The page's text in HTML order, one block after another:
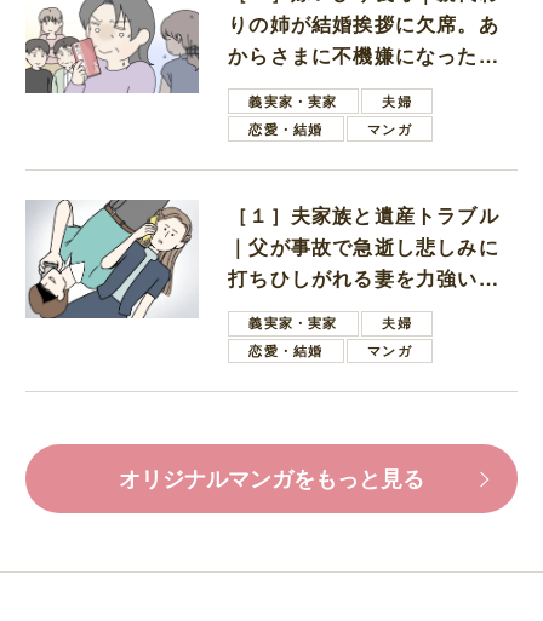
りの姉が結婚挨拶に欠席。あ
からさまに不機嫌になった義
母義実家・実家
夫婦
恋愛・結婚
マンガ
［１］夫家族と遺産トラブル
｜父が事故で急逝し悲しみに
打ちひしがれる妻を力強い言
葉で励ます夫
義実家・実家
夫婦
恋愛・結婚
マンガ
オリジナルマンガをもっと見る